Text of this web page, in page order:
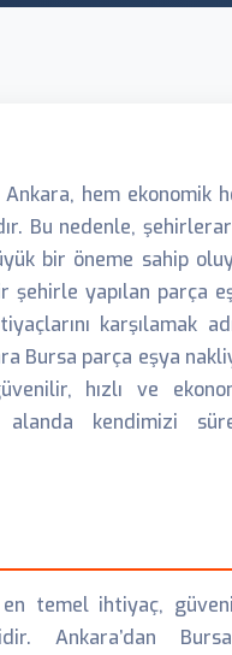
hem ekonomik
Bu nedenle,
bir öneme sahip
şehirle yapılan parça
karşılamak
Bursa parça eşya
hızlı ve
kendimizi
en temel ihtiyaç,
Ankara’dan